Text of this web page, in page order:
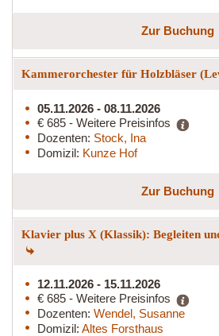
Zur Buchung
Kammerorchester für Holzbläser
05.11.2026 - 08.11.2026
€ 685 - Weitere Preisinfos
Dozenten: Stock, Ina
Domizil: Kunze Hof
Zur Buchung
Klavier plus X (Klassik): Begleiten
12.11.2026 - 15.11.2026
€ 685 - Weitere Preisinfos
Dozenten: Wendel, Susanne
Domizil: Altes Forsthaus